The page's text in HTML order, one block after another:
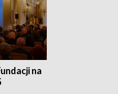
na